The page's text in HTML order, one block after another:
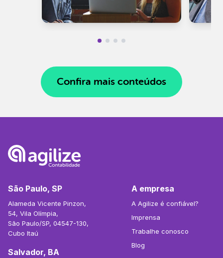
Confira mais conteúdos
São Paulo, SP
Alameda Vicente Pinzon,
54, Vila Olímpia,
São Paulo/SP, 04547-130,
Cubo Itaú
Salvador, BA
A empresa
A Agilize é confiável?
Imprensa
Trabalhe conosco
Blog